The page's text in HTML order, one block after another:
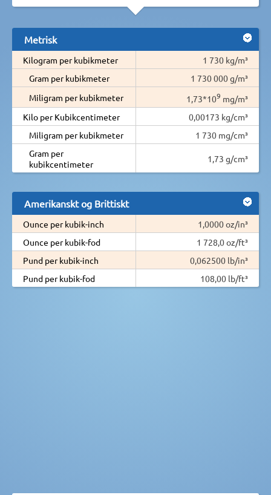
Metrisk
Kilogram per kubikmeter
1 730 kg/m³
Gram per kubikmeter
1 730 000 g/m³
Miligram per kubikmeter
1,73*109 mg/m³
Kilo per Kubikcentimeter
0,00173 kg/cm³
Miligram per kubikmeter
1 730 mg/cm³
Gram per
kubikcentimeter
1,73 g/cm³
Amerikanskt og Brittiskt
Ounce per kubik-inch
1,0000 oz/in³
Ounce per kubik-fod
1 728,0 oz/ft³
Pund per kubik-inch
0,062500 lb/in³
Pund per kubik-fod
108,00 lb/ft³